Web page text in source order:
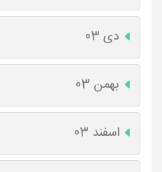
دی 03
بهمن 03
اسفند 03